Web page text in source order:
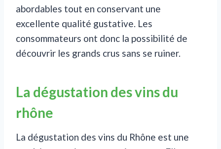
abordables tout en conservant une
excellente qualité gustative. Les
consommateurs ont donc la possibilité de
découvrir les grands crus sans se ruiner.
La dégustation des vins du
rhône
La dégustation des vins du Rhône est une